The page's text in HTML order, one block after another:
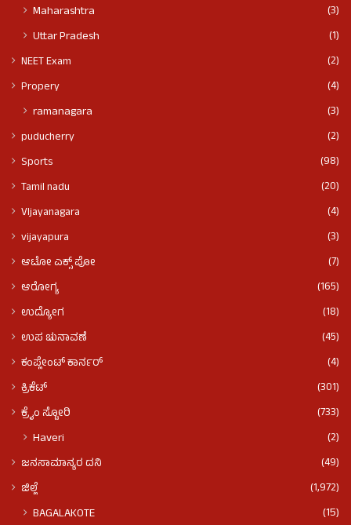
Maharashtra
(3)
Uttar Pradesh
(1)
NEET Exam
(2)
Propery
(4)
ramanagara (3)
puducherry
(2)
Sports
(98)
Tamil nadu
(20)
VIjayanagara
(4)
vijayapura
(3)
ಆಟೋ ಎಕ್ಸ್ ಪೋ
(7)
ಆರೋಗ್ಯ
(165)
ಉದ್ಯೋಗ
(18)
ಉಪ ಚುನಾವಣೆ
(45)
ಕಂಪ್ಲೇಂಟ್ ಕಾರ್ನರ್
(4)
ಕ್ರಿಕೆಟ್
(301)
ಕ್ರೈಂ ಸ್ಟೋರಿ
(733)
Haveri (2)
ಜನಸಾಮಾನ್ಯರ ದನಿ
(49)
ಜಿಲ್ಲೆ
(1,972)
BAGALAKOTE
(15)